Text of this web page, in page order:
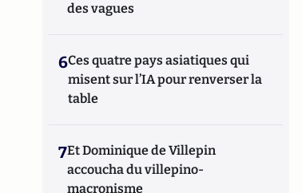
des vagues
6Ces quatre pays asiatiques qui
misent sur l’IA pour renverser la
table
7Et Dominique de Villepin
accoucha du villepino-
macronisme